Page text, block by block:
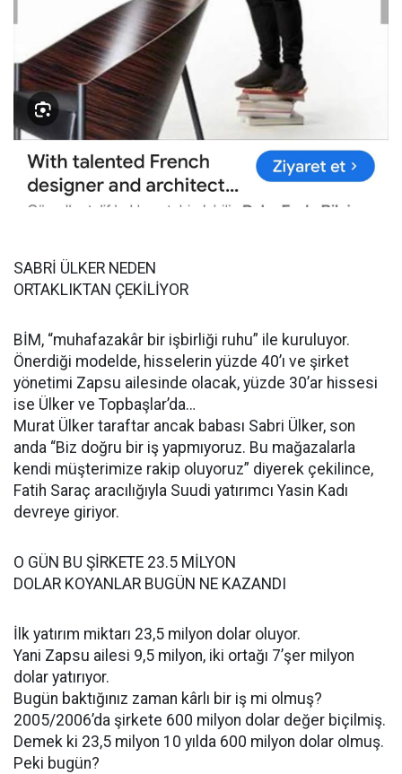
SABRİ ÜLKER NEDEN
ORTAKLIKTAN ÇEKİLİYOR
BİM, “muhafazakâr bir işbirliği ruhu” ile kuruluyor.
Önerdiği modelde, hisselerin yüzde 40’ı ve şirket
yönetimi Zapsu ailesinde olacak, yüzde 30’ar hissesi
ise Ülker ve Topbaşlar’da…
Murat Ülker taraftar ancak babası Sabri Ülker, son
anda “Biz doğru bir iş yapmıyoruz. Bu mağazalarla
kendi müşterimize rakip oluyoruz” diyerek çekilince,
Fatih Saraç aracılığıyla Suudi yatırımcı Yasin Kadı
devreye giriyor.
O GÜN BU ŞİRKETE 23.5 MİLYON
DOLAR KOYANLAR BUGÜN NE KAZANDI
İlk yatırım miktarı 23,5 milyon dolar oluyor.
Yani Zapsu ailesi 9,5 milyon, iki ortağı 7’şer milyon
dolar yatırıyor.
Bugün baktığınız zaman kârlı bir iş mi olmuş?
2005/2006’da şirkete 600 milyon dolar değer biçilmiş.
Demek ki 23,5 milyon 10 yılda 600 milyon dolar olmuş.
Peki bugün?